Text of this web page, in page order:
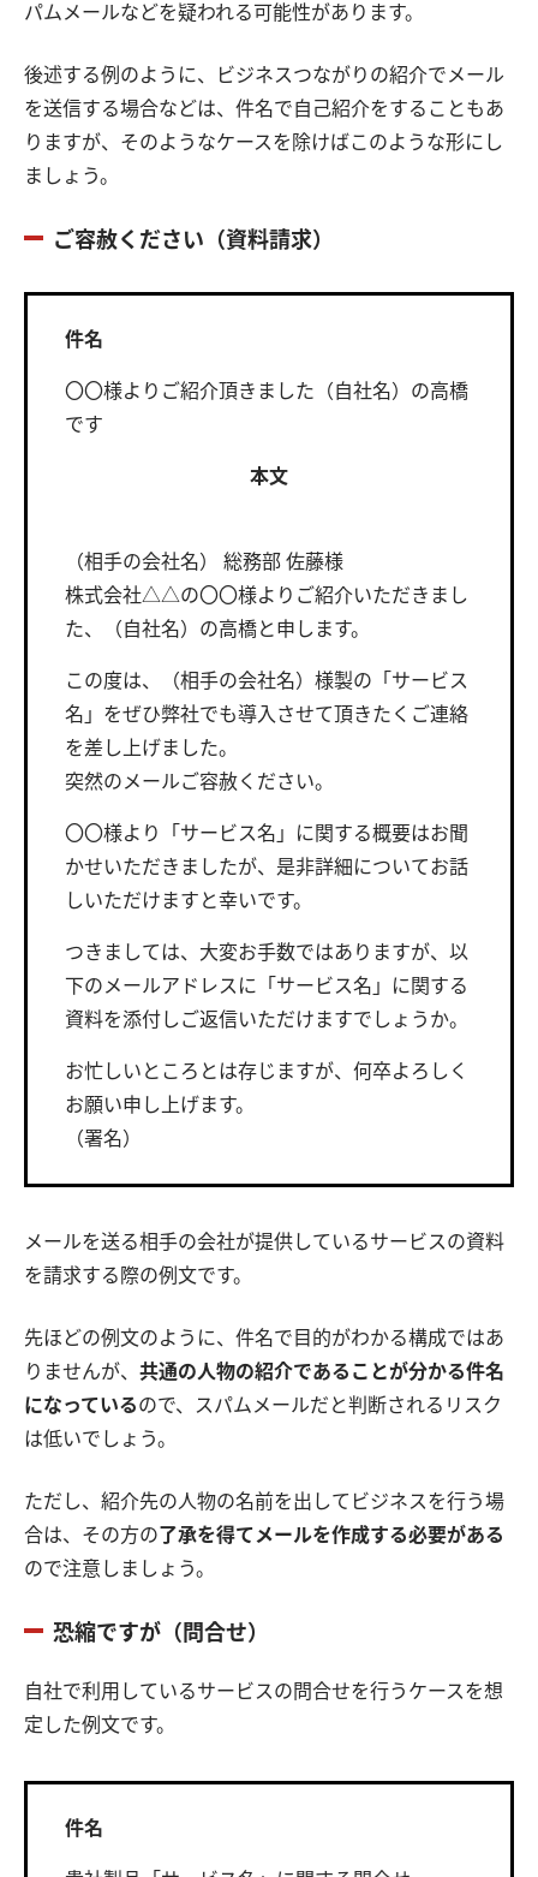
パムメールなどを疑われる可能性があります。
後述する例のように、ビジネスつながりの紹介でメール
を送信する場合などは、件名で自己紹介をすることもあ
りますが、そのようなケースを除けばこのような形にし
ましょう。
ご容赦ください（資料請求）
件名
〇〇様よりご紹介頂きました（自社名）の高橋
です
本文
（相手の会社名） 総務部 佐藤様
株式会社△△の〇〇様よりご紹介いただきまし
た、（自社名）の高橋と申します。
この度は、（相手の会社名）様製の「サービス
名」をぜひ弊社でも導入させて頂きたくご連絡
を差し上げました。
突然のメールご容赦ください。
〇〇様より「サービス名」に関する概要はお聞
かせいただきましたが、是非詳細についてお話
しいただけますと幸いです。
つきましては、大変お手数ではありますが、以
下のメールアドレスに「サービス名」に関する
資料を添付しご返信いただけますでしょうか。
お忙しいところとは存じますが、何卒よろしく
お願い申し上げます。
（署名）
メールを送る相手の会社が提供しているサービスの資料
を請求する際の例文です。
先ほどの例文のように、件名で目的がわかる構成ではあ
りませんが、 共通の人物の紹介であることが分かる件名
になっているので、スパムメールだと判断されるリスク
は低いでしょう。
ただし、紹介先の人物の名前を出してビジネスを行う場
合は、その方の了承を得てメールを作成する必要がある
ので注意しましょう。
恐縮ですが（問合せ）
自社で利用しているサービスの問合せを行うケースを想
定した例文です。
件名